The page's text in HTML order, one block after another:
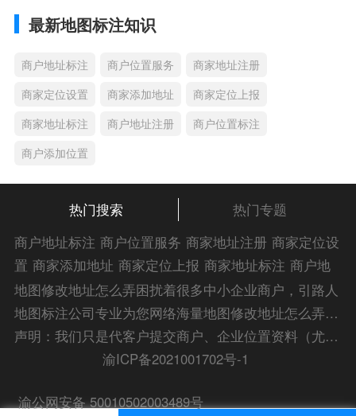
最新地图标注知识
商户地址标注 商户位置服务
商家地址注册
商家定位设置
商家添加地址
商家定位上报
商家地址标注
商户地址注册
商户位置标注
商户添加位置
热门搜索
热门专题
商户地址标注 商户位置服务 商家地址注册 商家定位设
置 商家添加地址 商家定位上报 商家地址标注 商户地
址注册 商户位置标注 商户添加位置 商家位置服务 商
家添加位置 商户位置入驻 位置添加店名 商家位置注
册 商户位置标注服务 公司添加位置 商家添加微信定
添加门店微信 商家定位服务 商家定位信息
家位置标注 商家位置定位 添加门店信息 地图服务中
地图修改地址怎么弄困扰着很多中小企业商户，引路人
地图标注公司专业为您网络海量地图修改地址怎么弄解
答信息，为您的企业地图标注宣传保驾护航！
声明：我们只是代客户提交商户、企业位置资料（尤其是不会操作觉得繁琐的客户），不是地图标注平台方。所提供服务为商业有偿帮助咨询人工服务费，全程都是人工提交资料，自身并不能对第三方网站的原始内容进行编辑，请知悉。Copyright 2014-2023 zlrmaps.com
渝ICP备2021001702号-1
渝公网安备 50010502003489号